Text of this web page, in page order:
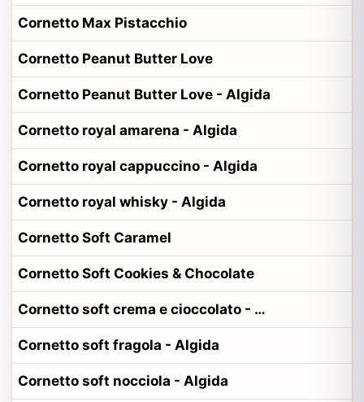
Cornetto Max Pistacchio
Cornetto Peanut Butter Love
Cornetto Peanut Butter Love - Algida
Cornetto royal amarena - Algida
Cornetto royal cappuccino - Algida
Cornetto royal whisky - Algida
Cornetto Soft Caramel
Cornetto Soft Cookies & Chocolate
Cornetto soft crema e cioccolato - Algida
Cornetto soft fragola - Algida
Cornetto soft nocciola - Algida